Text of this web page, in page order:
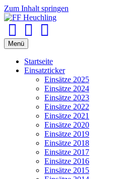
Zum Inhalt springen
Menü
Startseite
Einsatzticker
Einsätze 2025
Einsätze 2024
Einsätze 2023
Einsätze 2022
Einsätze 2021
Einsätze 2020
Einsätze 2019
Einsätze 2018
Einsätze 2017
Einsätze 2016
Einsätze 2015